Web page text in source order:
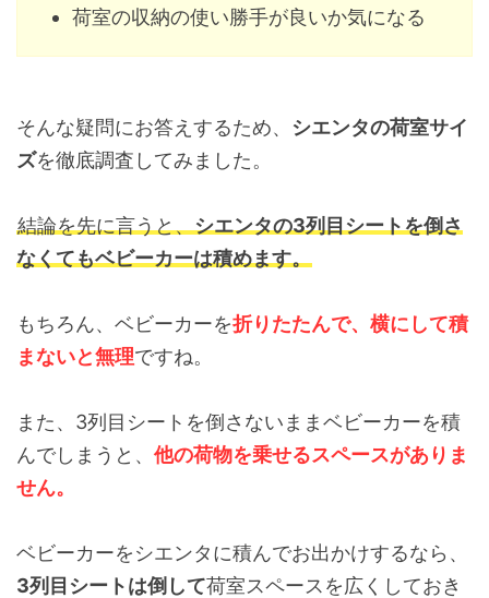
荷室の収納の使い勝手が良いか気になる
そんな疑問にお答えするため、 シエンタの荷室サイ
ズを徹底調査してみました。
結論を先に言うと、シエンタの3列目シートを倒さ
なくてもベビーカーは積めます。
もちろん、ベビーカーを折りたたんで、横にして積
まないと無理ですね。
また、3列目シートを倒さないままベビーカーを積
んでしまうと、 他の荷物を乗せるスペースがありま
せん。
ベビーカーをシエンタに積んでお出かけするなら、
3列目シートは倒して荷室スペースを広くしておき